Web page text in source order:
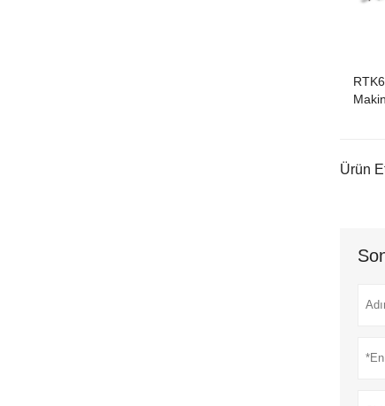
Ürün